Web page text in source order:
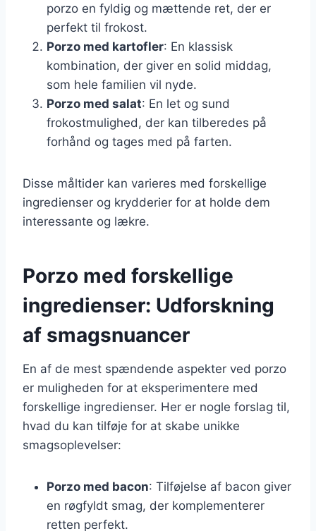
porzo en fyldig og mættende ret, der er
perfekt til frokost.
Porzo med kartofler: En klassisk
kombination, der giver en solid middag,
som hele familien vil nyde.
Porzo med salat: En let og sund
frokostmulighed, der kan tilberedes på
forhånd og tages med på farten.
Disse måltider kan varieres med forskellige
ingredienser og krydderier for at holde dem
interessante og lækre.
Porzo med forskellige
ingredienser: Udforskning
af smagsnuancer
En af de mest spændende aspekter ved porzo
er muligheden for at eksperimentere med
forskellige ingredienser. Her er nogle forslag til,
hvad du kan tilføje for at skabe unikke
smagsoplevelser:
Porzo med bacon: Tilføjelse af bacon giver
en røgfyldt smag, der komplementerer
retten perfekt.